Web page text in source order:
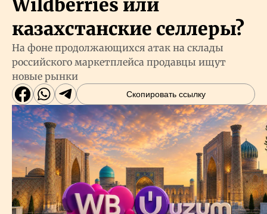
Wildberries или
казахстанские селлеры?
На фоне продолжающихся атак на склады
российского маркетплейса продавцы ищут
новые рынки
Скопировать ссылку